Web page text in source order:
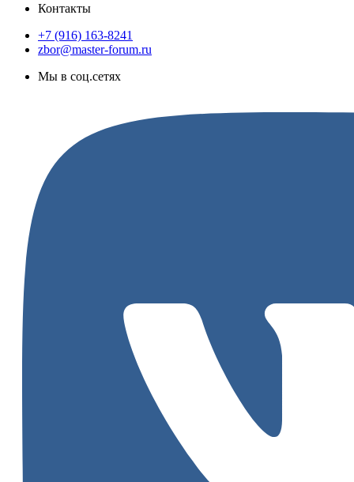
Контакты
+7 (916) 163-8241
zbor@master-forum.ru
Мы в соц.сетях